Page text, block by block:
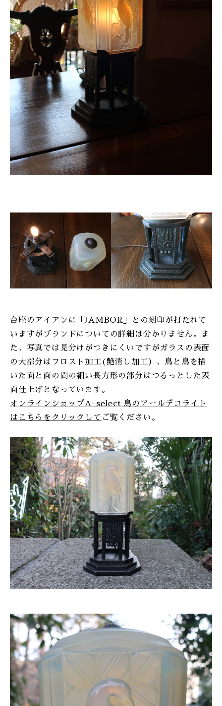
台座のアイアンに「JAMBOR」との刻印が打たれて
いますがブランドについての詳細は分かりません。ま
た、写真では見分けがつきにくいですがガラスの表面
の大部分はフロスト加工(艶消し加工）、鳥と鳥を描
いた面と面の間の細い長方形の部分はつるっとした表
面仕上げとなっています。
オンラインショップA-select 鳥のアールデコライト
はこちらをクリックして ご覧ください。